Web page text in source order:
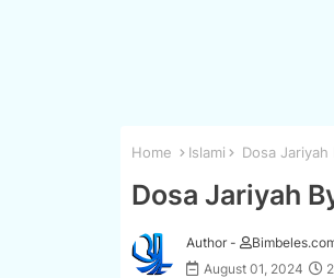
Home Islami Dosa
Dosa Jariyah
Author -
August 01, 2024